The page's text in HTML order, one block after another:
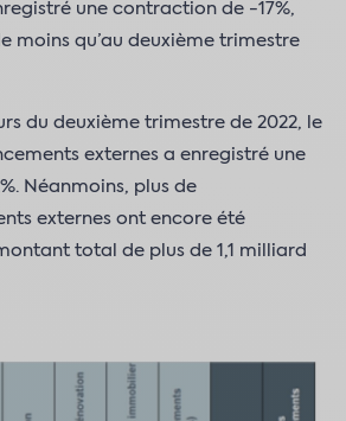
une contraction de -17%,
moins qu’au deuxième trimestre
du deuxième trimestre de 2022, le
externes a enregistré une
Néanmoins, plus de
externes ont encore été
total de plus de 1,1 milliard